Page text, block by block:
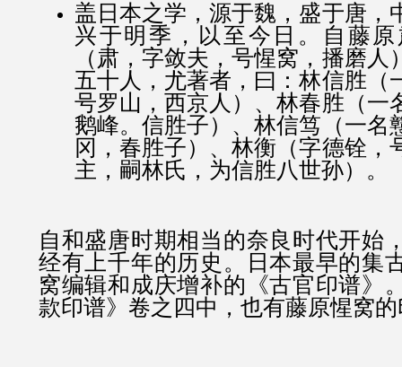
盖日本之学，源于魏，盛于唐，
兴于明季，以至今日。自藤
（肃，字敛夫，号惺窝，播磨人
五十人，尤著者，曰：林信胜（
号罗山，西京人）、林春胜（一
鹅峰。信胜子）、林信笃（一名
冈，春胜子）、林衡（字德铨，
主，嗣林氏，为信胜八世孙）。
自和盛唐时期相当的奈良时代开始
经有上千年的历史。日本最早的集
窝编辑和成庆增补的《古官印谱》
款印谱》卷之四中，也有藤原惺窝